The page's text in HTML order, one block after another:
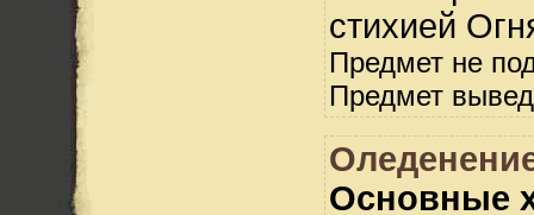
стихией
Предмет не
Предмет
Основные